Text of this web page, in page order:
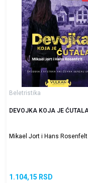
Beletristika
DEVOJKA KOJA JE
Mikael Jort i Hans Rosenfelt
1.104,15 RSD